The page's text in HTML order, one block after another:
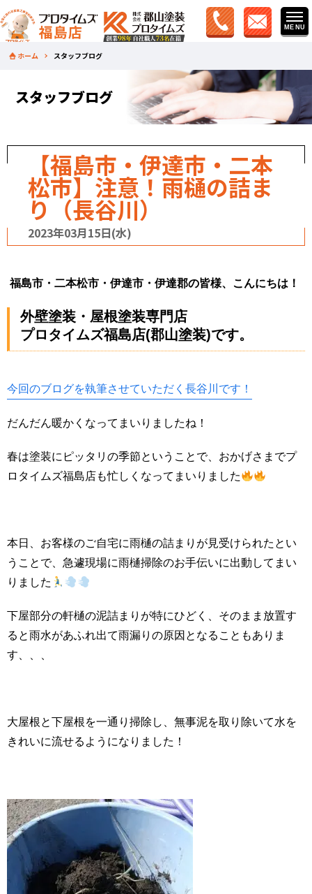
ホーム スタッフブログ
スタッフブログ
【福島市・伊達市・二本
松市】注意！雨樋の詰ま
り（長谷川）
2023年03月15日(水)
福島市・二本松市・伊達市・伊達郡の皆様、こんにちは！
外壁塗装・屋根塗装専門店
プロタイムズ福島店(郡山塗装)です。
今回のブログを執筆させていただく長谷川 です！
だんだん暖かくなってまいりましたね！
春は塗装にピッタリの季節ということで、おかげさまでプ
ロタイムズ福島店も忙しくなってまいりました
本日、お客様のご自宅に雨樋の詰まりが見受けられたとい
うことで、急遽現場に雨樋掃除のお手伝いに出動してまい
りました
下屋部分の軒樋の泥詰まりが特にひどく、そのまま放置す
ると雨水があふれ出て雨漏りの原因となることもありま
す、、、
大屋根と下屋根を一通り掃除し、無事泥を取り除いて水を
きれいに流せるようになりました！